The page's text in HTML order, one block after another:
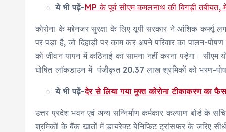
ये भी पढ़ें-MP के पूर्व सीएम कमलनाथ की बिगड़ी तबीयत,
कोरोना के मद्देनजर सुरक्षा के लिए यूपी सरकार ने आंशिक
पर पड़ा है, जो दिहाड़ी पर काम कर अपने परिवार का पालन-
को जीवन यापन में कठिनाई का सामना नहीं करना पड़ेगा।
घोषित लॉकडाउन में पंजीकृत 20.37 लाख श्रमिकों को भरण-
ये भी पढ़ें-देर से लिया गया मुफ्त कोरोना टीकाकरण का
उत्तर प्रदेश भवन एवं अन्य सन्निर्माण कर्मकार कल्याण बोर्ड के
श्रमिकों के बैंक खातों में डायरेक्ट बेनिफिट ट्रांसफर के जरिए